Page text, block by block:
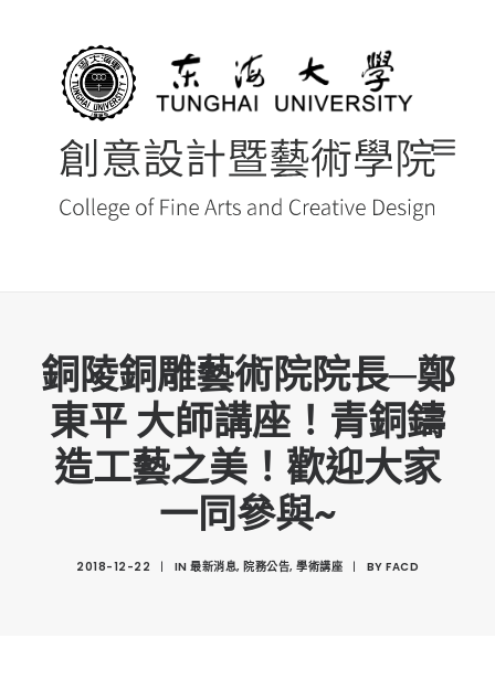
最新消息 NEWS
創藝院簡介
系所導覽
創意科技與藝術跨域學分學程
銅陵銅雕藝術院院長─鄭
東平 大師講座！青銅鑄
造工藝之美！歡迎大家
一同參與~
2018-12-22 | IN 最新消息, 院務公告, 學術講座 | BY FACD